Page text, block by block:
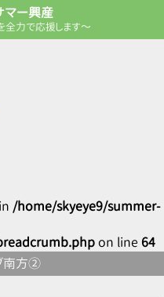
マー興産
全力で応援します～
/home/skyeye9/summer-
on line 64
南方②